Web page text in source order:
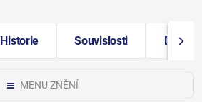
Historie Souvislosti Další
MENU ZNĚNÍ